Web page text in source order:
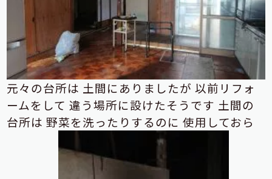
元々の台所は 土間にありましたが 以前リフォ
ームをして 違う場所に設けたそうです 土間の
台所は 野菜を洗ったりするのに 使用しておら